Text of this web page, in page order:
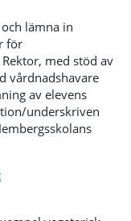
lämna in
för
med stöd av
vårdnadshavare
av elevens
underskriven